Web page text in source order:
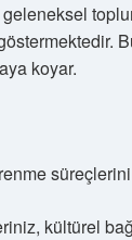
koyar.
kültürel